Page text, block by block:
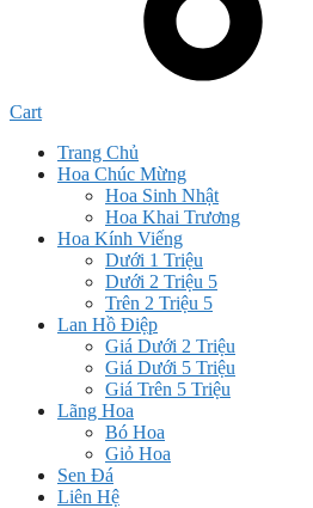
Cart
Trang Chủ
Hoa Chúc Mừng
Hoa Sinh Nhật
Hoa Khai Trương
Hoa Kính Viếng
Dưới 1 Triệu
Dưới 2 Triệu 5
Trên 2 Triệu 5
Lan Hồ Điệp
Giá Dưới 2 Triệu
Giá Dưới 5 Triệu
Giá Trên 5 Triệu
Lãng Hoa
Bó Hoa
Giỏ Hoa
Sen Đá
Liên Hệ